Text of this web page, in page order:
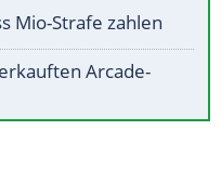
Mio-Strafe zahlen
Arcade-